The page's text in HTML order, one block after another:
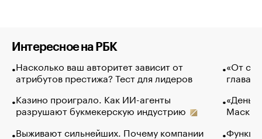
Интересное на РБК
Насколько ваш авторитет зависит от
атрибутов престижа? Тест для лидеров
Казино проиграло. Как ИИ-агенты
разрушают букмекерскую индустрию
Выживают сильнейших. Почему компании
«От
глава
Маск в